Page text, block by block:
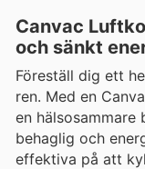
Canvac
och sänkt
Föreställ dig ett
ren. Med en
en hälsosammare
behaglig och
effektiva på att